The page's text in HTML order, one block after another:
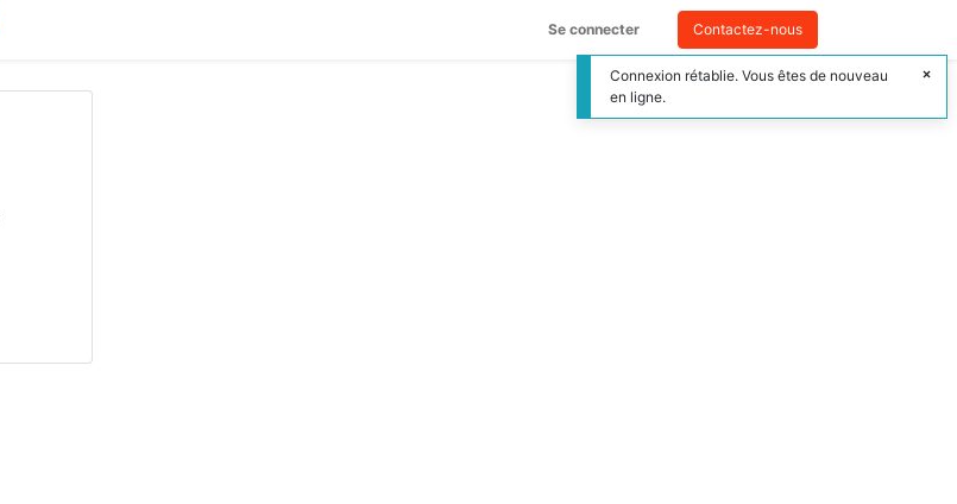
Se connecter Contactez-nous
Connexion rétablie. Vous êtes de nouveau
en ligne.